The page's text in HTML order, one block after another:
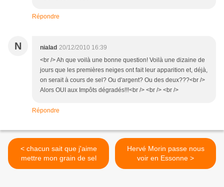
Répondre
N nialad 20/12/2010 16:39
<br /> Ah que voilà une bonne question! Voilà une dizaine de
jours que les premières neiges ont fait leur apparition et, déjà,
on serait à cours de sel? Ou d'argent? Ou des deux???<br />
Alors OUI aux Impôts dégradés!!!<br /> <br /> <br />
Répondre
< chacun sait que j'aime
mettre mon grain de sel
Hervé Morin passe nous
voir en Essonne >